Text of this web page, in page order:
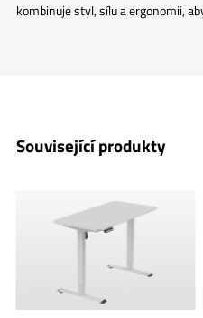
kombinuje styl, sílu a ergonomii,
Související produkty